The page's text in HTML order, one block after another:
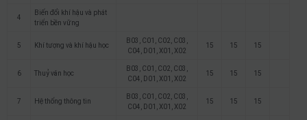
4
Biến đổi khí hậu và phát
triển bền vững
5 Khí tượng và khí hậu học
B03, C01, C02, C03,
C04, D01, X01, X02
15 15 15
6 Thuỷ văn học
B03, C01, C02, C03,
C04, D01, X01, X02
15 15 15
7 Hệ thống thông tin
B03, C01, C02, C03,
C04, D01, X01, X02
15 15 15